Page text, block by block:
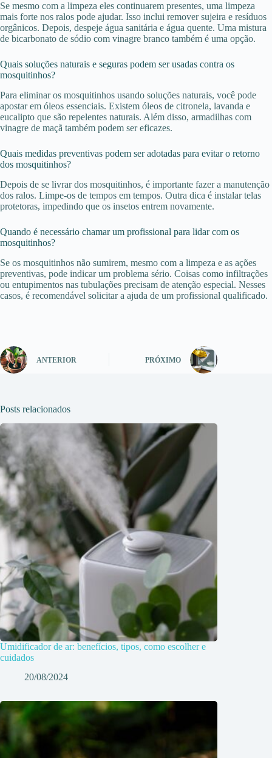
Se mesmo com a limpeza eles continuarem presentes, uma limpeza
mais forte nos ralos pode ajudar. Isso inclui remover sujeira e resíduos
orgânicos. Depois, despeje água sanitária e água quente. Uma mistura
de bicarbonato de sódio com vinagre branco também é uma opção.
Quais soluções naturais e seguras podem ser usadas contra os
mosquitinhos?
Para eliminar os mosquitinhos usando soluções naturais, você pode
apostar em óleos essenciais. Existem óleos de citronela, lavanda e
eucalipto que são repelentes naturais. Além disso, armadilhas com
vinagre de maçã também podem ser eficazes.
Quais medidas preventivas podem ser adotadas para evitar o retorno
dos mosquitinhos?
Depois de se livrar dos mosquitinhos, é importante fazer a manutenção
dos ralos. Limpe-os de tempos em tempos. Outra dica é instalar telas
protetoras, impedindo que os insetos entrem novamente.
Quando é necessário chamar um profissional para lidar com os
mosquitinhos?
Se os mosquitinhos não sumirem, mesmo com a limpeza e as ações
preventivas, pode indicar um problema sério. Coisas como infiltrações
ou entupimentos nas tubulações precisam de atenção especial. Nesses
casos, é recomendável solicitar a ajuda de um profissional qualificado.
ANTERIOR PRÓXIMO
Posts relacionados
Umidificador de ar: benefícios, tipos, como escolher e
cuidados
20/08/2024